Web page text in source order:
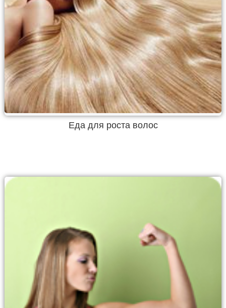
Еда для роста волос